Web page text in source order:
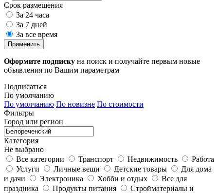
Срок размещения
За 24 часа
За 7 дней
За все время
Применить
Оформите подписку на поиск и получайте первым новые
объявления по Вашим параметрам
Подписаться
По умолчанию
По умолчанию По новизне По стоимости
Фильтры
Город или регион
Категория
Не выбрано
Все категории
Транспорт Недвижимость
Работа
Услуги
Личные вещи Детские товары
Для дома
и дачи
Электроника Хобби и отдых
Все для
праздника
Продукты питания
Стройматериалы и